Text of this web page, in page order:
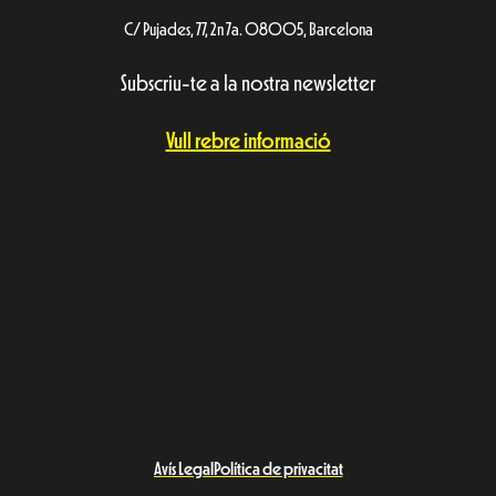
C/ Pujades, 77, 2n 7a. 08005, Barcelona
Subscriu-te a la nostra newsletter
Vull rebre informació
Avís Legal Política de privacitat